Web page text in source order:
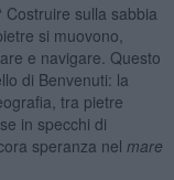
Costruire sulla sabbia
si muovono,
e navigare. Questo
di Benvenuti: la
tra pietre
in specchi di
speranza nel mare